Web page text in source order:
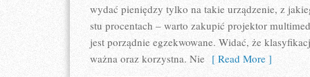
wydać pieniędzy tylko na takie urządzenie, z
stu procentach – warto zakupić projektor
jest porządnie egzekwowane. Widać, że
ważna oraz korzystna. Nie [ Read More ]